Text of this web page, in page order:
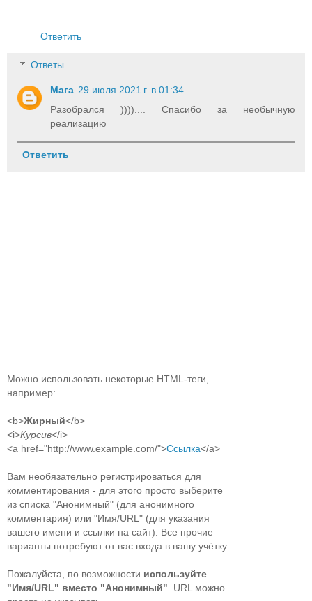
Ответить
Ответы
Мага 29 июля 2021 г. в 01:34
Разобрался )))).... Спасибо за необычную
реализацию
Ответить
Можно использовать некоторые HTML-теги,
например:
<b>Жирный</b>
<i>Курсив</i>
<a href="http://www.example.com/">Ссылка</a>
Вам необязательно регистрироваться для
комментирования - для этого просто выберите
из списка "Анонимный" (для анонимного
комментария) или "Имя/URL" (для указания
вашего имени и ссылки на сайт). Все прочие
варианты потребуют от вас входа в вашу учётку.
Пожалуйста, по возможности используйте
"Имя/URL" вместо "Анонимный". URL можно